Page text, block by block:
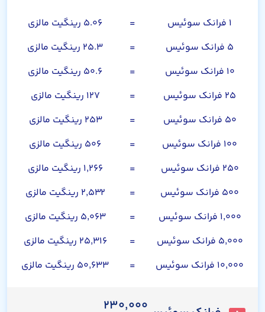
۱ فرانک سوئیس =
۵.۰۶ رینگیت مالزی
۵ فرانک سوئیس
=
۲۵.۳ رینگیت مالزی
۱۰ فرانک سوئیس
=
۵۰.۶ رینگیت مالزی
۲۵ فرانک سوئیس
=
۱۲۷ رینگیت مالزی
۵۰ فرانک سوئیس
=
۲۵۳ رینگیت مالزی
۱۰۰ فرانک سوئیس
=
۵۰۶ رینگیت مالزی
۲۵۰ فرانک سوئیس
=
۱,۲۶۶ رینگیت مالزی
۵۰۰ فرانک سوئیس
=
۲,۵۳۲ رینگیت مالزی
۱,۰۰۰ فرانک سوئیس
=
۵,۰۶۳ رینگیت مالزی
۵,۰۰۰ فرانک سوئیس
=
۲۵,۳۱۶ رینگیت مالزی
۱۰,۰۰۰ فرانک سوئیس
= ۵۰,۶۳۳ رینگیت مالزی
۲۳۰,۰۰۰